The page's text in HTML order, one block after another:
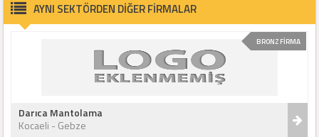
AYNI SEKTÖRDEN DİĞER FİRMALAR
BRONZ FİRMA
Darıca Mantolama
Kocaeli - Gebze